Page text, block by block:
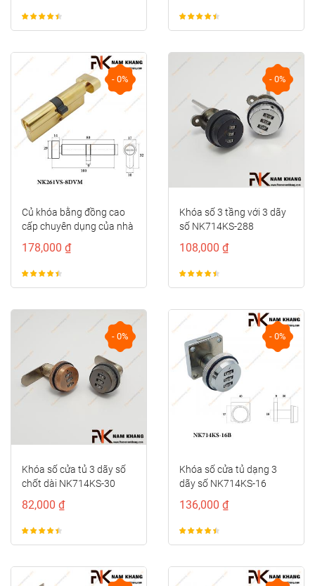
- 0%
Củ khóa bằng đồng cao
cấp chuyên dụng của nhà
178,000 ₫
- 0%
Khóa số 3 tầng với 3 dãy
số NK714KS-288
108,000 ₫
- 0%
Khóa số cửa tủ 3 dãy số
chốt dài NK714KS-30
82,000 ₫
- 0%
Khóa số cửa tủ dạng 3
dãy số NK714KS-16
136,000 ₫